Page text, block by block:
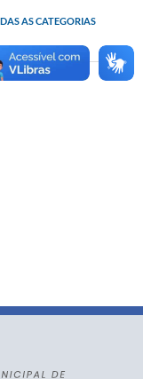
AS CATEGORIAS